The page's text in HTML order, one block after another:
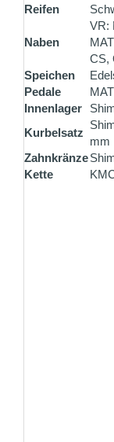
Reifen
Naben
VR:
CS,
Speichen
Pedale
Innenlager
Kurbelsatz
mm
Zahnkränze
Kette